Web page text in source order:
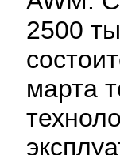
2500
марта